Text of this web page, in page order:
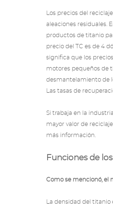
Los precios del
aleaciones residuales.
productos de titanio
precio del TC es de 4
significa que los
motores pequeños de
desmantelamiento de
Las tasas de
Si trabaja en la
mayor valor de
más información.
Funciones de
Como se mencionó, el
La densidad del